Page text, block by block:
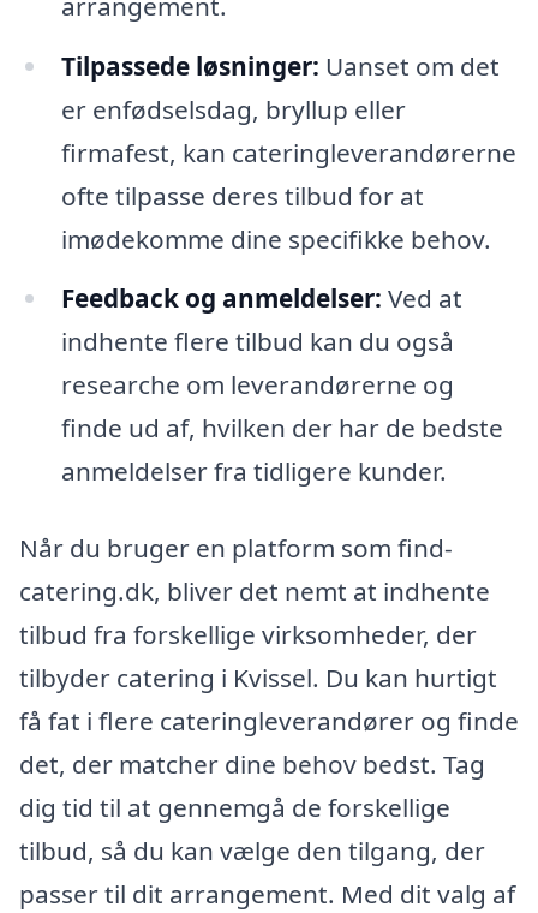
Tilpassede løsninger: Uanset om det
er enfødselsdag, bryllup eller
firmafest, kan cateringleverandørerne
ofte tilpasse deres tilbud for at
imødekomme dine specifikke behov.
Feedback og anmeldelser: Ved at
indhente flere tilbud kan du også
researche om leverandørerne og
finde ud af, hvilken der har de bedste
anmeldelser fra tidligere kunder.
Når du bruger en platform som find-
catering.dk, bliver det nemt at indhente
tilbud fra forskellige virksomheder, der
tilbyder catering i Kvissel. Du kan hurtigt
få fat i flere cateringleverandører og finde
det, der matcher dine behov bedst. Tag
dig tid til at gennemgå de forskellige
tilbud, så du kan vælge den tilgang, der
passer til dit arrangement. Med dit valg af